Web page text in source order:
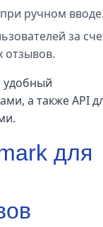
ручном
за
отзывов.
удобный
а также API
для